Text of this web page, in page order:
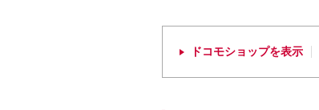
ドコモショップを表示